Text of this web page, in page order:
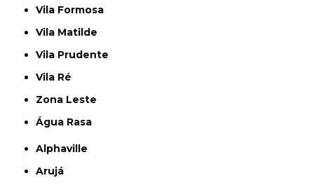
Vila Formosa
Vila Matilde
Vila Prudente
Vila Ré
Zona Leste
Água Rasa
Alphaville
Arujá